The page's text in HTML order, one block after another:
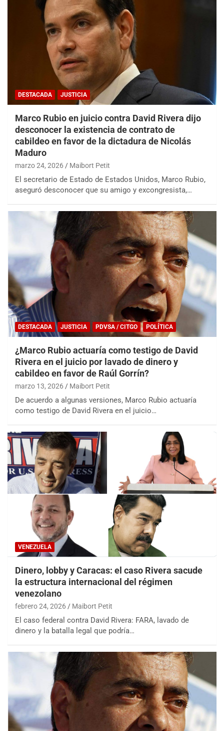
DESTACADA JUSTICIA
Marco Rubio en juicio contra David Rivera dijo
desconocer la existencia de contrato de
cabildeo en favor de la dictadura de Nicolás
Maduro
marzo 24, 2026 Maibort Petit
El secretario de Estado de Estados Unidos, Marco Rubio,
aseguró desconocer que su amigo y excongresista,…
DESTACADA JUSTICIA PDVSA / CITGO POLÍTICA
¿Marco Rubio actuaría como testigo de David
Rivera en el juicio por lavado de dinero y
cabildeo en favor de Raúl Gorrín?
marzo 13, 2026 Maibort Petit
De acuerdo a algunas versiones, Marco Rubio actuaría
como testigo de David Rivera en el juicio…
VENEZUELA
Dinero, lobby y Caracas: el caso Rivera sacude
la estructura internacional del régimen
venezolano
febrero 24, 2026 Maibort Petit
El caso federal contra David Rivera: FARA, lavado de
dinero y la batalla legal que podría…